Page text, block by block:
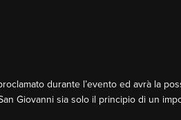
durante l’evento ed avrà la
Giovanni sia solo il principio di un